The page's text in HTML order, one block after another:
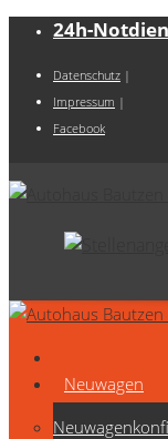
24h-
Datenschutz |
Impressum |
Facebook
Neuwagen